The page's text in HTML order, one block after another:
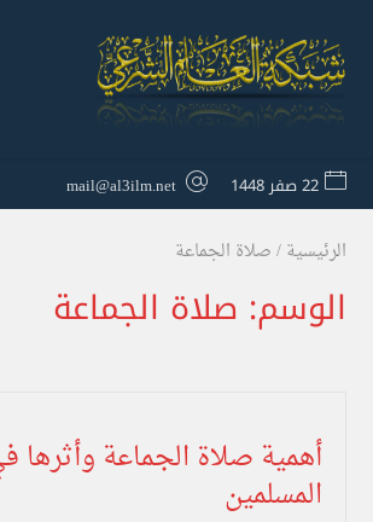
22 صفر 1448 mail@al3ilm.net
الرئيسية/صلاة الجماعة
الوسم: صلاة الجماعة
أهمية صلاة الجماعة وأثرها
المسلمين